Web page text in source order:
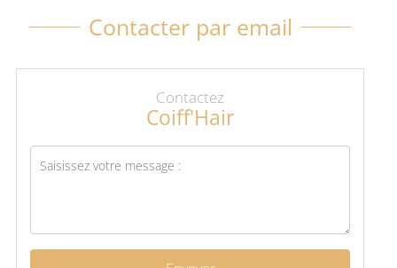
Contacter par email
Contactez
Coiff'Hair